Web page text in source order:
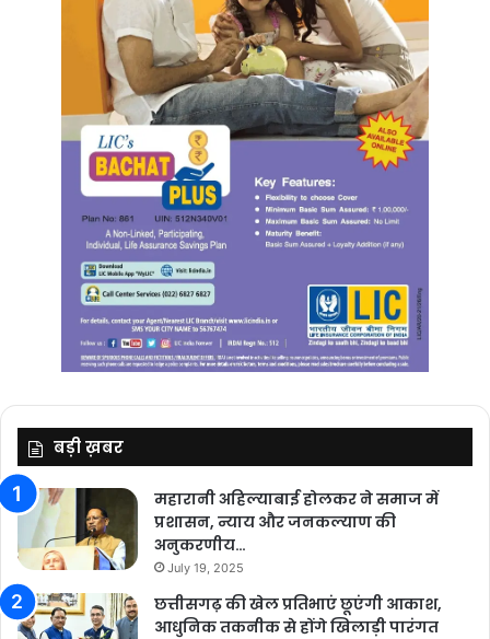
बड़ी ख़बर
महारानी अहिल्याबाई होलकर ने समाज में
प्रशासन, न्याय और जनकल्याण की
अनुकरणीय…
July 19, 2025
छत्तीसगढ़ की खेल प्रतिभाएं छूएंगी आकाश,
आधुनिक तकनीक से होंगे खिलाड़ी पारंगत